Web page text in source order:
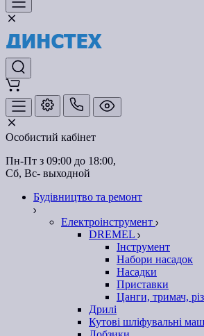
Особистий кабінет
Пн-Пт з 09:00 до 18:00,
Сб, Вс- выходной
Будівництво та ремонт
Електроінструмент
DREMEL
Інструмент
Набори насадок
Насадки
Приставки
Цанги, тримач,
Дрилі
Кутові шліфувальні